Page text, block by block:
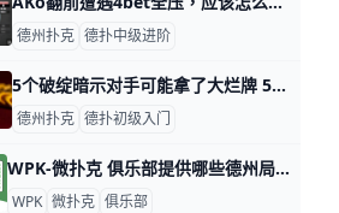
德州扑克 德扑中级进阶
5个破绽暗示对手可能拿了大烂牌 5个破绽暗示对手可能拿了大烂牌 之前我们跟大家分享过当对手拿到大牌时可能出现的一些微表情，今天我们再来看看，如果对手拿到的底牌不尽人意时，可能
德州扑克 德扑初级入门
WPK-微扑克 俱乐部提供哪些德州局，级别上限是多少？ WPK-微扑克 俱乐部提供哪些德州局，级别上限是多少？ WPK小级别约局：2/4 WPK中级别约局：5/10 到 10/20 WPK约局高级别：20/40 如有其
WPK 微扑克 俱乐部